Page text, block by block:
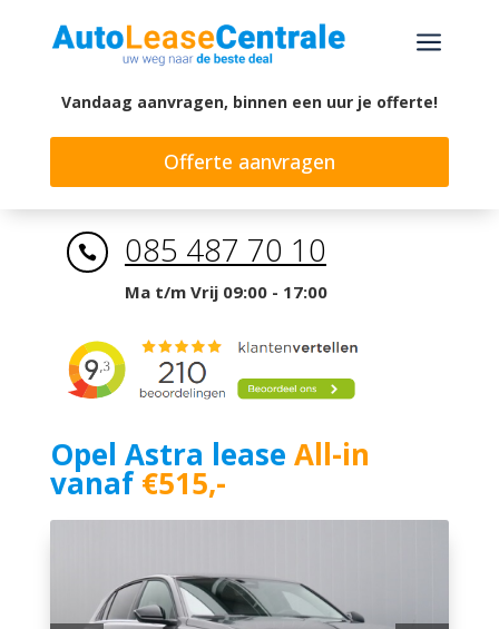
a
Vandaag aanvragen, binnen een uur je offerte!
Offerte aanvragen
 085 487 70 10
Ma t/m Vrij 09:00 - 17:00
Opel Astra lease All-in
vanaf€515,-